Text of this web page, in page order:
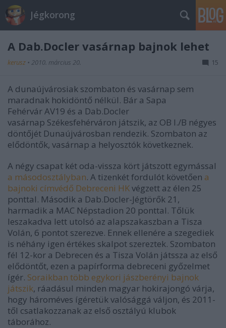
Jégkorong
A Dab.Docler vasárnap bajnok lehet
kerusz • 2010. március 20. 15
A dunaújvárosiak szombaton és vasárnap sem
maradnak hokidöntő nélkül. Bár a Sapa
Fehérvár AV19 és a Dab.Docler
vasárnap Székesfehérváron játszik, az OB I./B négyes
döntőjét Dunaújvárosban rendezik. Szombaton az
elődöntők, vasárnap a helyosztók következnek.
A négy csapat két oda-vissza kört játszott egymással
a másodosztályban. A tizenkét fordulót követően a
bajnoki címvédő Debreceni HKvégzett az élen 25
ponttal. Második a Dab.Docler-Jégtörők 21,
harmadik a MAC Népstadion 20 ponttal. Tőlük
leszakadva lett utolsó az alapszakaszban a Tisza
Volán, 6 pontot szerezve. Ennek ellenére a szegediek
is néhány igen értékes skalpot szereztek. Szombaton
fél 12-kor a Debrecen és a Tisza Volán játssza az első
elődöntőt, ezen a papírforma debreceni győzelmet
ígér. Soraikban több egykori jászberényi bajnok
játszik, ráadásul minden magyar hokirajongó várja,
hogy hároméves ígéretük valósággá váljon, és 2011-
től csatlakozzanak az első osztályú klubok
táborához.